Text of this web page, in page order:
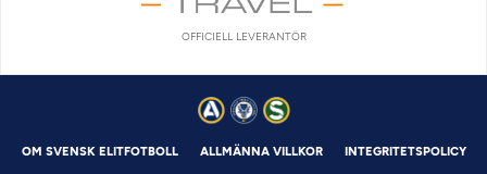
OFFICIELL LEVERANTÖR
OM SVENSK ELITFOTBOLL ALLMÄNNA VILLKOR INTEGRITETSPOLICY